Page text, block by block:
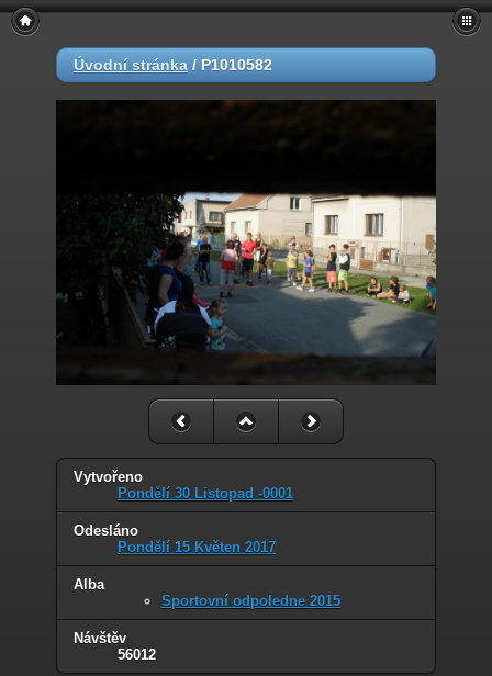
Úvodní stránka / P1010582
Vytvořeno
Pondělí 30 Listopad -0001
Odesláno
Pondělí 15 Květen 2017
Alba
Sportovní odpoledne 2015
Návštěv
56012